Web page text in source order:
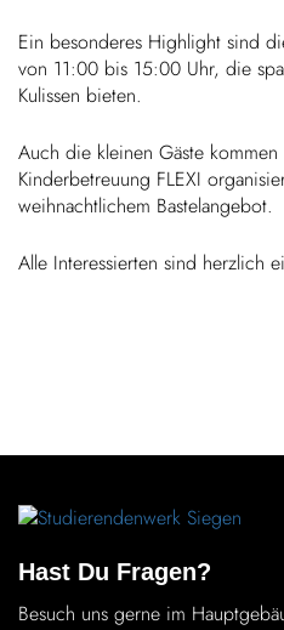
50 Jahre
Ein beson­deres High­light sind
von 11:00 bis 15:00 Uhr, die
Kulissen bieten.
Auch die kleinen Gäste
Kinder­be­treuung FLEXI
weih­nacht­li­chem Bastelangebot.
Alle Inter­es­sierten sind herz­lich
Hast Du Fragen?
Besuch uns gerne im